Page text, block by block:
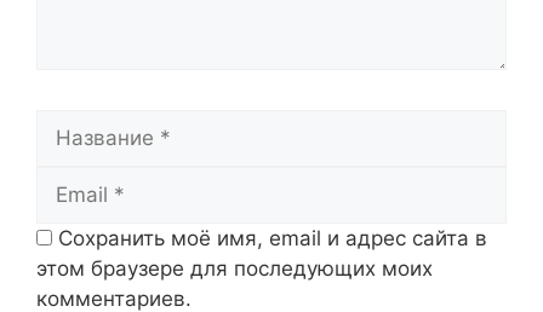
Сохранить моё имя, email и адрес сайта в
этом браузере для последующих моих
комментариев.